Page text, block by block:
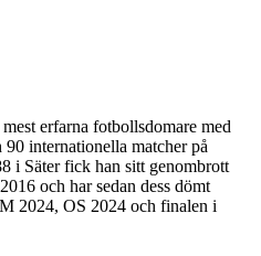
erfarna fotbollsdomare med
internationella matcher på
i Säter fick han sitt genombrott
och har sedan dess dömt
2024, OS 2024 och finalen i